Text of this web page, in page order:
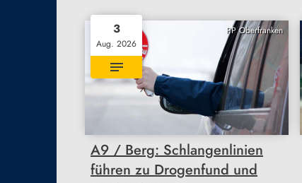
PP Oberfranken
3
Aug. 2026
A9 / Berg: Schlangenlinien
führen zu Drogenfund und